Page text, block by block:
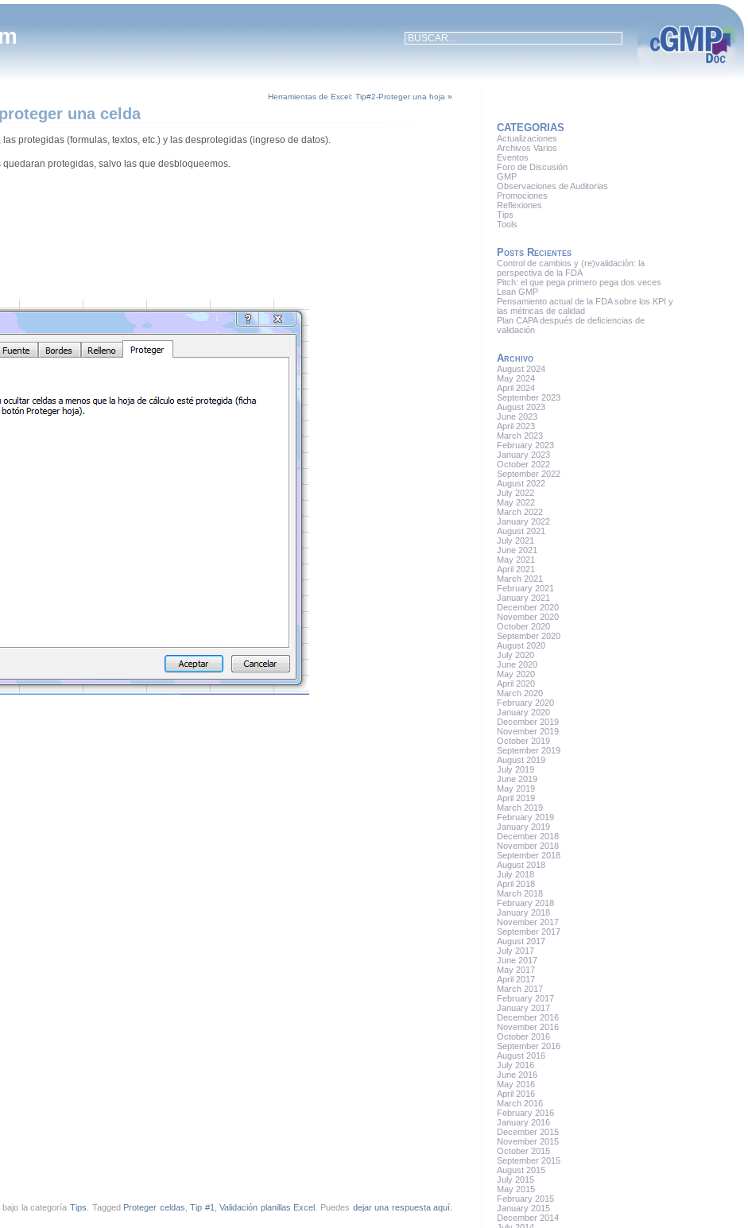
Herramientas de Excel: Tip#2-Proteger una hoja »
una celda
protegidas (formulas, textos, etc.) y las desprotegidas (ingreso de datos).
protegidas, salvo las que desbloqueemos.
la categoría Tips . Tagged Proteger celdas ,Tip #1 ,Validación planillas Excel . Puedes dejar una respuesta aquí.
CATEGORIAS
Actualizaciones
Archivos Varios
Eventos
Foro de Discusión
GMP
Observaciones de Auditorias
Promociones
Reflexiones
Tips
Tools
Posts Recientes
Control de cambios y (re)validación: la
perspectiva de la FDA
Pitch: el que pega primero pega dos veces
Lean GMP
Pensamiento actual de la FDA sobre los KPI y
las métricas de calidad
Plan CAPA después de deficiencias de
validación
Archivo
August 2024
May 2024
April 2024
September 2023
August 2023
June 2023
April 2023
March 2023
February 2023
January 2023
October 2022
September 2022
August 2022
July 2022
May 2022
March 2022
January 2022
August 2021
July 2021
June 2021
May 2021
April 2021
March 2021
February 2021
January 2021
December 2020
November 2020
October 2020
September 2020
August 2020
July 2020
June 2020
May 2020
April 2020
March 2020
February 2020
January 2020
December 2019
November 2019
October 2019
September 2019
August 2019
July 2019
June 2019
May 2019
April 2019
March 2019
February 2019
January 2019
December 2018
November 2018
September 2018
August 2018
July 2018
April 2018
March 2018
February 2018
January 2018
November 2017
September 2017
August 2017
July 2017
June 2017
May 2017
April 2017
March 2017
February 2017
January 2017
December 2016
November 2016
October 2016
September 2016
August 2016
July 2016
June 2016
May 2016
April 2016
March 2016
February 2016
January 2016
December 2015
November 2015
October 2015
September 2015
August 2015
July 2015
May 2015
February 2015
January 2015
December 2014